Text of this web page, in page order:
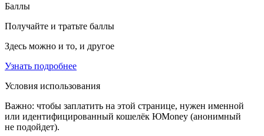
Баллы
Получайте и тратьте баллы
Здесь можно и то, и другое
Узнать подробнее
Условия использования
Важно: чтобы заплатить на этой странице, нужен именной
или идентифицированный кошелёк ЮMoney (анонимный
не подойдет).